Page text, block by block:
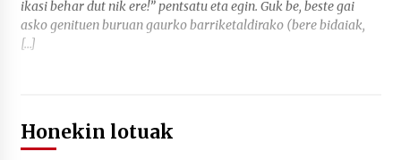
ikasi behar dut nik ere!” pentsatu eta egin. Guk be, beste gai
asko genituen buruan gaurko barriketaldirako (bere bidaiak,
[…]
Honekin lotuak